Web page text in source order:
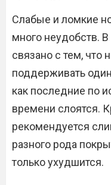
Слабые и ломкие
много неудобств.
связано с тем, что
поддерживать
как последние по
времени слоятся.
рекомендуется
разного рода
только ухудшится.